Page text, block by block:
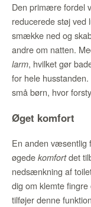
Den primære fordel
reducerede støj ved
smække ned og
andre om natten.
larm, hvilket gør
for hele
små børn, hvor
Øget komfort
En anden væsentlig
øgede komfortdet
nedsænkning af
dig om klemte
tilføjer denne